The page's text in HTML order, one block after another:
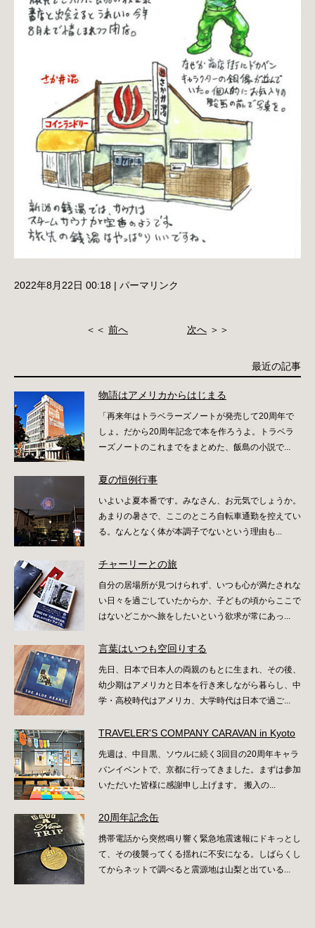
2022年8月22日 00:18 | パーマリンク
＜＜ 前へ 次へ ＞＞
最近の記事
物語はアメリカからはじまる
「再来年はトラベラーズノートが発売して20周年で
しょ。だから20周年記念で本を作ろうよ。トラベラ
ーズノートのこれまでをまとめた、飯島の小説で...
夏の恒例行事
いよいよ夏本番です。みなさん、お元気でしょうか。
あまりの暑さで、ここのところ自転車通勤を控えてい
る。なんとなく体が本調子でないという理由も...
チャーリーとの旅
自分の居場所が見つけられず、いつも心が満たされな
い日々を過ごしていたからか、子どもの頃からここで
はないどこかへ旅をしたいという欲求が常にあっ...
言葉はいつも空回りする
先日、日本で日本人の両親のもとに生まれ、その後、
幼少期はアメリカと日本を行き来しながら暮らし、中
学・高校時代はアメリカ、大学時代は日本で過ご...
TRAVELER'S COMPANY CARAVAN in Kyoto
先週は、中目黒、ソウルに続く3回目の20周年キャラ
バンイベントで、京都に行ってきました。まずは参加
いただいた皆様に感謝申し上げます。 搬入の...
20周年記念缶
携帯電話から突然鳴り響く緊急地震速報にドキっとし
て、その後襲ってくる揺れに不安になる。しばらくし
てからネットで調べると震源地は山梨と出ている...